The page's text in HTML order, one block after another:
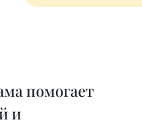
помогает
и